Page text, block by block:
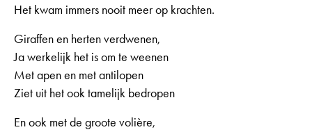
Het kwam immers nooit meer op krachten.
Giraffen en herten verdwenen,
Ja werkelijk het is om te weenen
Met apen en met antilopen
Ziet uit het ook tamelijk bedropen
En ook met de groote volière,